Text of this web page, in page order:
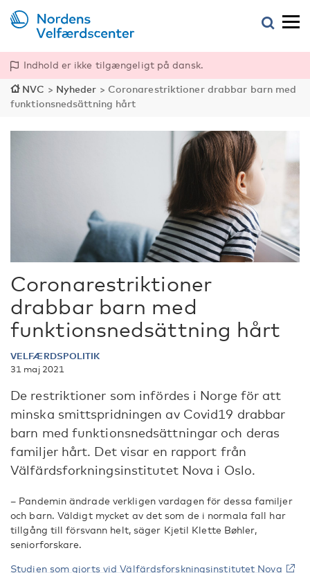
Indhold er ikke tilgængeligt på dansk.
NVC > Nyheder > Coronarestriktioner drabbar barn med
funktionsnedsättning hårt
Coronarestriktioner
drabbar barn med
funktionsnedsättning hårt
VELFÆRDSPOLITIK
31 maj 2021
De restriktioner som infördes i Norge för att
minska smittspridningen av Covid19 drabbar
barn med funktionsnedsättningar och deras
familjer hårt. Det visar en rapport från
Välfärdsforkningsinstitutet Nova i Oslo.
– Pandemin ändrade verkligen vardagen för dessa familjer
och barn. Väldigt mycket av det som de i normala fall har
tillgång till försvann helt, säger Kjetil Klette Bøhler,
seniorforskare.
Studien som gjorts vid Välfärdsforskningsinstitutet Nova